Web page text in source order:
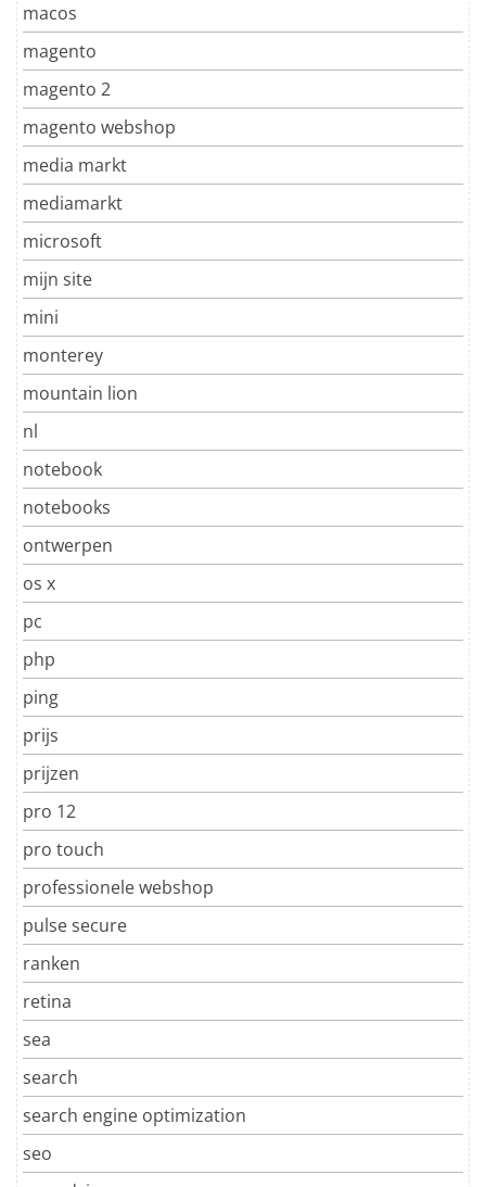
macos
magento
magento 2
magento webshop
media markt
mediamarkt
microsoft
mijn site
mini
monterey
mountain lion
nl
notebook
notebooks
ontwerpen
os x
pc
php
ping
prijs
prijzen
pro 12
pro touch
professionele webshop
pulse secure
ranken
retina
sea
search
search engine optimization
seo